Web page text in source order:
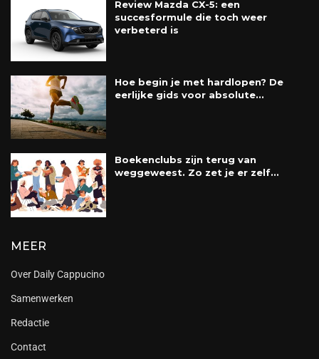
Review Mazda CX-5: een
succesformule die toch weer
verbeterd is
Hoe begin je met hardlopen? De
eerlijke gids voor absolute...
Boekenclubs zijn terug van
weggeweest. Zo zet je er zelf...
MEER
Over Daily Cappucino
Samenwerken
Redactie
Contact